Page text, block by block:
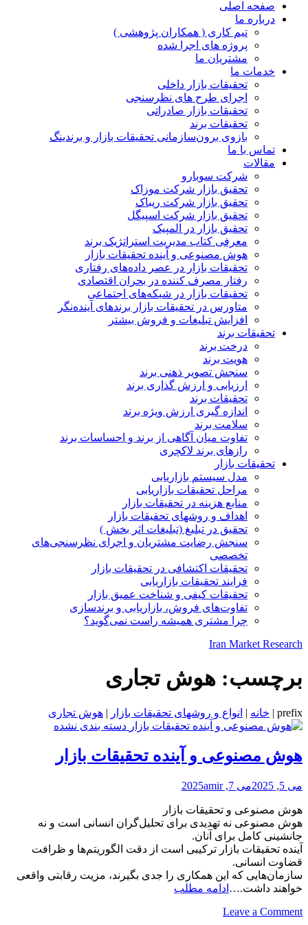
صفحه اصلی
درباره ما
تیم کاری ( همکاران پژوهشی )
پروژه های اجرا شده
مشتریان ما
خدمات ما
تحقیقات بازار داخلی
اجرای طرح های نظرسنجی
تحقیقات بازار صادراتی
تحقیقات برند
بازوی برون‌سازمانی تحقیقات بازار و برندینگ
تماس با ما
مقالات
شرکت سوبارو
تحقیق بازار شرکت موزاک
تحقیق بازار شرکت ریباک
تحقیق بازار شرکت اسپیگل
تحقیق بازار در المپیک
معرفی کتاب مدیریت استراتژیک برند
هوش مصنوعی و آینده تحقیقات بازار
تحقیقات بازار در عصر داده‌های رفتاری
رفتار مصرف کننده در بحران اقتصادی
تحقیقات بازار در شبکه‌های اجتماعی
متاورس در تحقیقات بازار برندهای آینده‌نگر
افزایش تبلیغات و فروش بیشتر
تحقیقات برند
درخت برند
هویت برند
سنجش تصویر ذهنی برند
ارزیابی و ارزش گذاری برند
تحقیقات برند
اندازه گیری ارزش ویژه برند
سلامت برند
تفاوت میان آگاهی از برند و احساسات برند
رازهای برند لاکچری
تحقیقات بازار
مدل سیستم بازاریابی
مراحل تحقیقات بازاریابی
منابع هزینه در تحقیقات بازار
اهداف و روشهای تحقیقات بازار
تحقیق در تبلیغ (تبلیغات اثر بخش )
سنجش رضایت مشتریان و اجرای نظرسنجی‌های
تخصصی
تحقیقات اکتشافی در تحقیقات بازار
فرایند تحقیقات بازاریابی
تحقیقات کیفی و شناخت عمیق بازار
تفاوت‌های فروش، بازاریابی و برندسازی
چرا مشتری همیشه راست نمی‌گوید؟
Iran Market Research
برچسب: هوش تجاری
prefix
| خانه | انواع و روشهای تحقیقات بازار | هوش تجاری
دسته بندی نشده
هوش مصنوعی و آینده تحقیقات بازار
می 5, 2025 می 7, 2025 amir
هوش مصنوعی و تحقیقات بازار
هوش مصنوعی نه تهدیدی برای تحلیل‌گران انسانی است و نه
جانشینی کامل برای آنان.
آینده تحقیقات بازار ترکیبی است از دقت الگوریتم‌ها و ظرافت
قضاوت انسانی.
سازمان‌هایی که این همکاری را جدی بگیرند، مزیت رقابتی واقعی
خواهند داشت.… ادامه مطلب
Leave a Comment
on